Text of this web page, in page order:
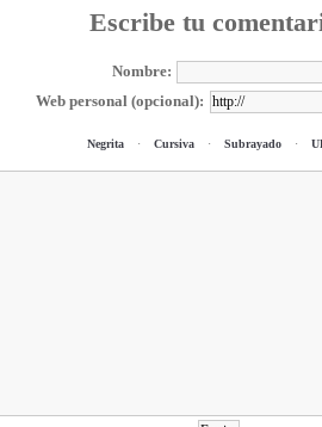
Escribe tu
Nombre:
Web personal (opcional):
Negrita · Cursiva · Subrayado ·